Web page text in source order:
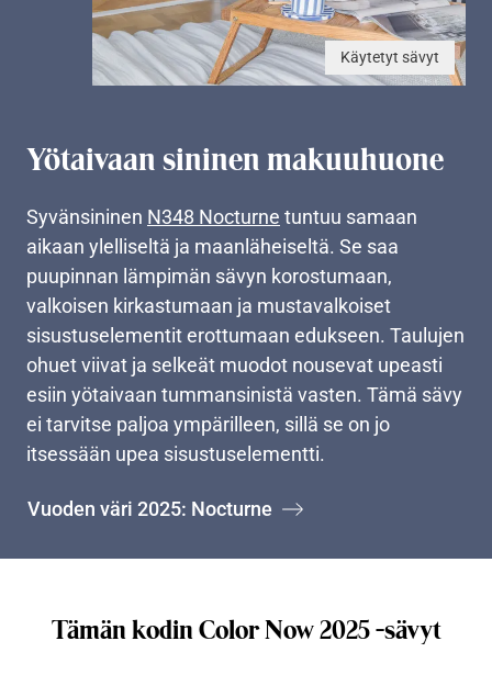
Käytetyt sävyt
Yötaivaan sininen makuuhuone
Syvänsininen N348 Nocturne tuntuu samaan
aikaan ylelliseltä ja maanläheiseltä. Se saa
puupinnan lämpimän sävyn korostumaan,
valkoisen kirkastumaan ja mustavalkoiset
sisustuselementit erottumaan edukseen. Taulujen
ohuet viivat ja selkeät muodot nousevat upeasti
esiin yötaivaan tummansinistä vasten. Tämä sävy
ei tarvitse paljoa ympärilleen, sillä se on jo
itsessään upea sisustuselementti.
Vuoden väri 2025: Nocturne
Tämän kodin Color Now 2025 -sävyt